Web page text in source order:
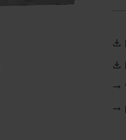
file_download
file_download
arrow_right_alt
arrow_right_alt